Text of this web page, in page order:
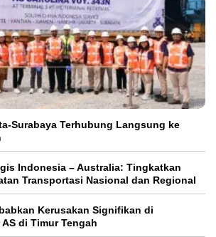
Surabaya Terhubung Langsung ke
Indonesia – Australia: Tingkatkan
Transportasi Nasional dan Regional
Kerusakan Signifikan di
di Timur Tengah